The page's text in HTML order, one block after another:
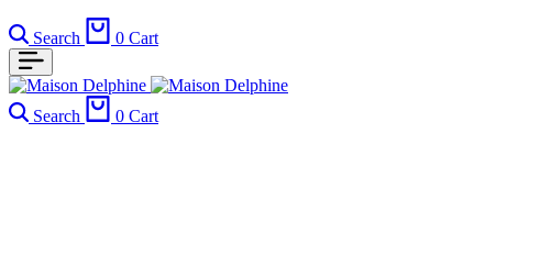
Search 0 Cart
Search 0 Cart